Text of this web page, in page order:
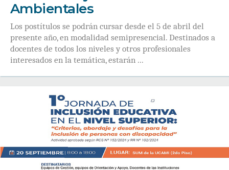
Ambientales
Los postítulos se podrán cursar desde el 5 de abril del
presente año, en modalidad semipresencial. Destinados a
docentes de todos los niveles y otros profesionales
interesados en la temática, estarán ...